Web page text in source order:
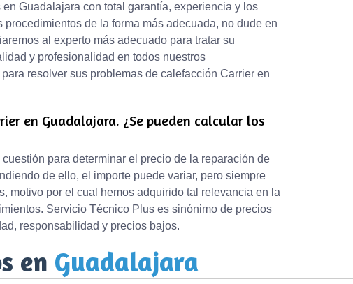
Guadalajara con total garantía, experiencia y los
de la forma más adecuada, no dude en
al experto más adecuado para tratar su
y profesionalidad en todos nuestros
resolver sus problemas de calefacción Carrier en
en Guadalajara. ¿Se pueden calcular los
para determinar el precio de la reparación de
de ello, el importe puede variar, pero siempre
motivo por el cual hemos adquirido tal relevancia en la
Servicio Técnico Plus es sinónimo de precios
responsabilidad y precios bajos.
en Guadalajara